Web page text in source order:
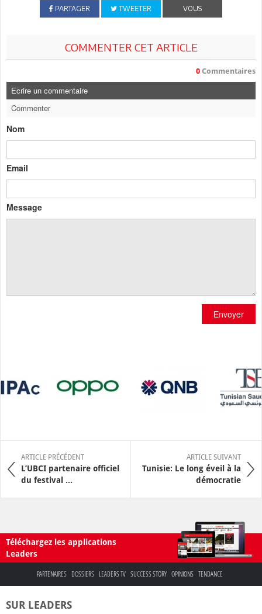
PARTAGER TWEETER
VOUS
COMMENTER CET ARTICLE
0 Commentaires
Ecrire un commentaire
Commenter
Nom
Email
Message
Envoyer
ARTICLE PRÉCÉDENT
L’UBCI partenaire officiel
du festival ...
ARTICLE SUIVANT
Tunisie: Le long éveil à la
démocratie
Téléchargez les applications
Leaders
PARTENAIRES DOSSIERS LEADERS TV SUCCESS STORY OPINIONS TENDANCE
SUR LEADERS